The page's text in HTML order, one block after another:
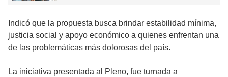
Indicó que la propuesta busca brindar estabilidad mínima,
justicia social y apoyo económico a quienes enfrentan una
de las problemáticas más dolorosas del país.
La iniciativa presentada al Pleno, fue turnada a